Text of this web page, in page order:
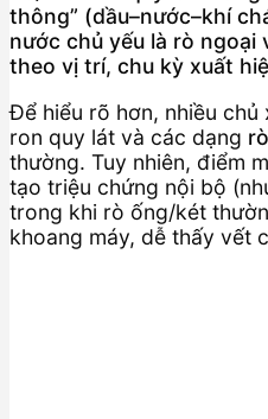
thông” (dầu–nước–khí
nước chủ yếu là rò ngoại
theo vị trí, chu kỳ xuất
Để hiểu rõ hơn, nhiều
ron quy lát và các dạng
thường. Tuy nhiên, điểm
tạo triệu chứng nội bộ
trong khi rò ống/két
khoang máy, dễ thấy vết